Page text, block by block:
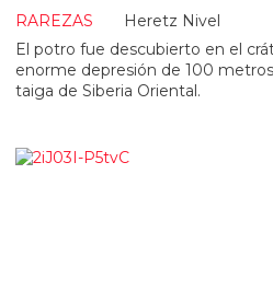
Heretz Nivel
RAREZAS
El potro fue descubierto en el
enorme depresión de 100
taiga de Siberia Oriental.